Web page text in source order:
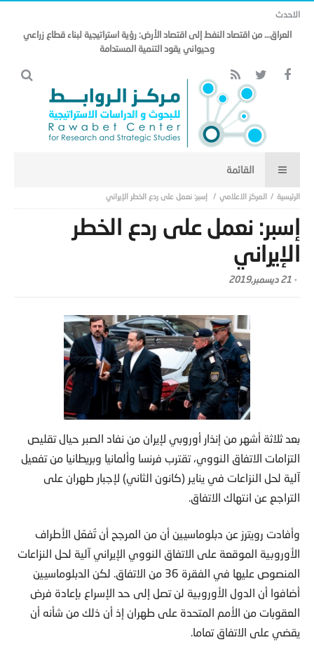
الاحدث
العراق… من اقتصاد النفط إلى اقتصاد الأرض: رؤية استراتيجية لبناء قطاع زراعي
وحيواني يقود التنمية المستدامة
المركز الاعلامي إسبر: نعمل على ردع الخطر الإيراني
إسبر: نعمل على ردع الخطر
الإيراني
- 21 ديسمبر,2019
بعد ثلاثة أشهر من إنذار أوروبي لإيران من نفاد الصبر حيال تقليص
التزامات الاتفاق النووي، تقترب فرنسا وألمانيا وبريطانيا من تفعيل
آلية لحل النزاعات في يناير (كانون الثاني) لإجبار طهران على
التراجع عن انتهاك الاتفاق.
وأفادت رويترز عن دبلوماسيين أن من المرجح أن تُفعّل الأطراف
الأوروبية الموقعة على الاتفاق النووي الإيراني آلية لحل النزاعات
المنصوص عليها في الفقرة 36 من الاتفاق. لكن الدبلوماسيين
أضافوا أن الدول الأوروبية لن تصل إلى حد الإسراع بإعادة فرض
العقوبات من الأمم المتحدة على طهران إذ أن ذلك من شأنه أن
يقضي على الاتفاق تماما.